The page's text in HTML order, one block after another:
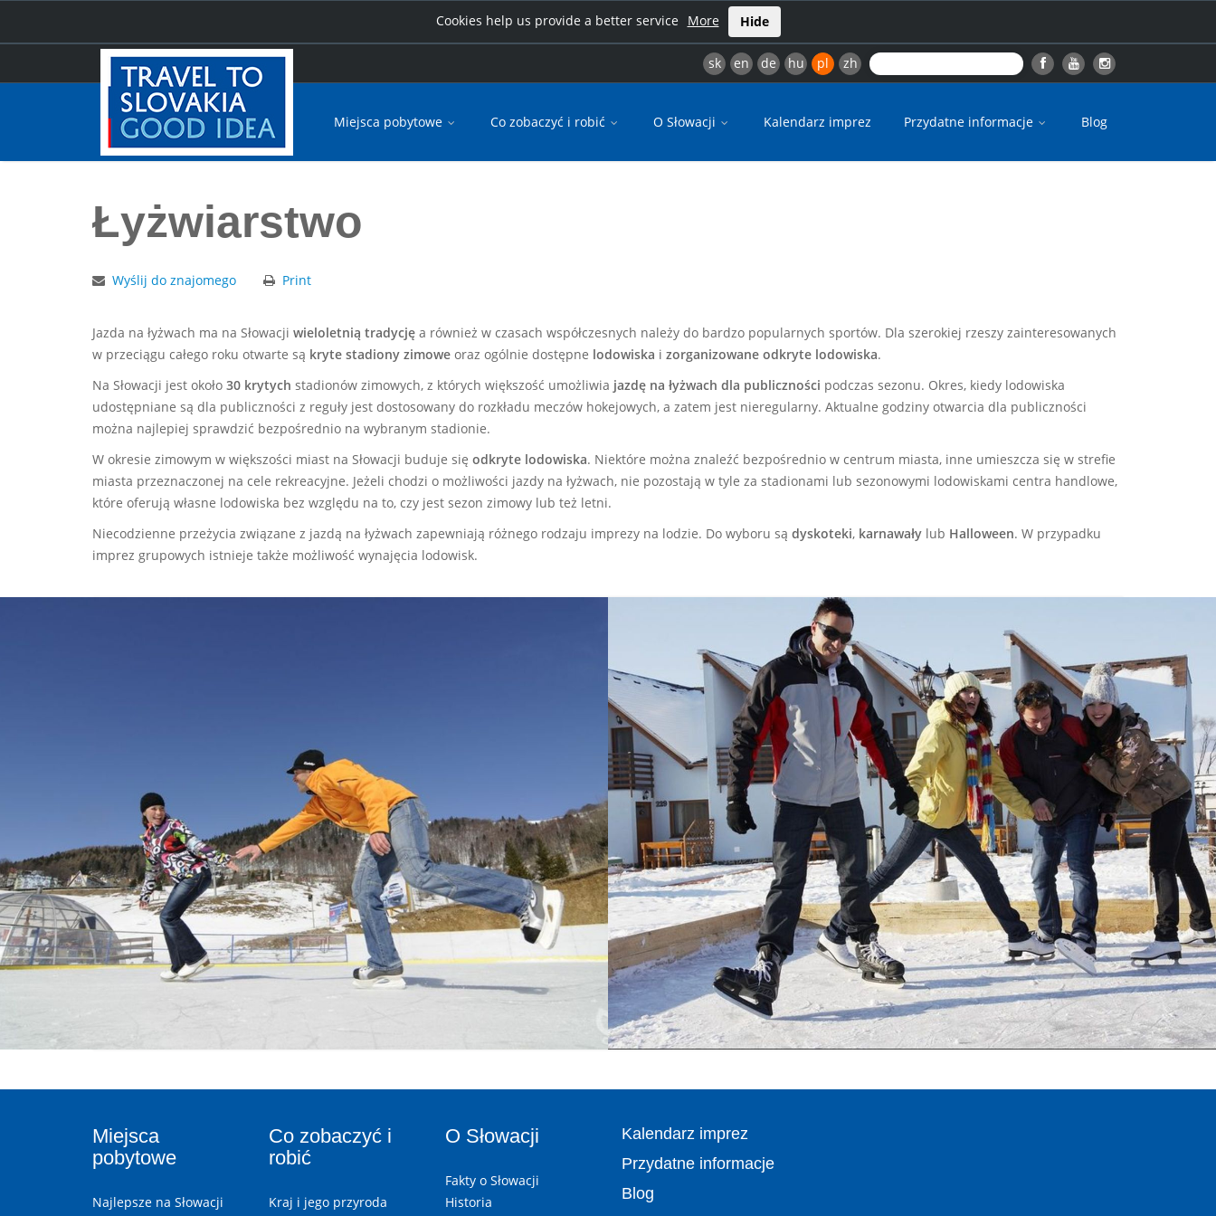
Cookies help us provide a better service More Hide
sk en de hu pl zh
Miejsca pobytowe Co zobaczyć i robić O Słowacji Kalendarz imprez Przydatne informacje Blog
Home Łyżwiarstwo
Łyżwiarstwo
Wyślij do znajomego Print
Jazda na łyżwach ma na Słowacji wieloletnią tradycję a również w czasach współczesnych należy do bardzo popularnych sportów. Dla szerokiej rzeszy zainteresowanych
w przeciągu całego roku otwarte są kryte stadiony zimowe oraz ogólnie dostępne lodowiska i zorganizowane odkryte lodowiska.
Na Słowacji jest około 30 krytych stadionów zimowych, z których większość umożliwia jazdę na łyżwach dla publiczności podczas sezonu. Okres, kiedy lodowiska
udostępniane są dla publiczności z reguły jest dostosowany do rozkładu meczów hokejowych, a zatem jest nieregularny. Aktualne godziny otwarcia dla publiczności
można najlepiej sprawdzić bezpośrednio na wybranym stadionie.
W okresie zimowym w większości miast na Słowacji buduje się odkryte lodowiska. Niektóre można znaleźć bezpośrednio w centrum miasta, inne umieszcza się w strefie
miasta przeznaczonej na cele rekreacyjne. Jeżeli chodzi o możliwości jazdy na łyżwach, nie pozostają w tyle za stadionami lub sezonowymi lodowiskami centra handlowe,
które oferują własne lodowiska bez względu na to, czy jest sezon zimowy lub też letni.
Niecodzienne przeżycia związane z jazdą na łyżwach zapewniają różnego rodzaju imprezy na lodzie. Do wyboru są dyskoteki, karnawały lub Halloween. W przypadku
imprez grupowych istnieje także możliwość wynajęcia lodowisk.
Miejsca
pobytowe
Najlepsze na Słowacji
Co zobaczyć i
robić
Kraj i jego przyroda
O Słowacji
Fakty o Słowacji
Historia
Kalendarz imprez
Przydatne informacje
Blog